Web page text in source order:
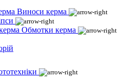
Виноси керма
Обмотки керма